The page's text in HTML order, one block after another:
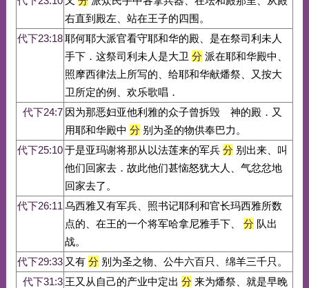
右直到殿左、站在王子的四围。
代下23:18耶何耶大派官看守耶和华的殿、是在祭司利未人
手下．这祭司利未人是大卫 分派在耶和华殿中、
照摩西律法上所写的、给耶和华献燔祭、又按大
卫所定的例、欢乐歌唱．
代下24:7 因为那恶妇亚他利雅的众子曾拆毁 神的殿．又
用耶和华殿中 分别为圣的物供奉巴力。
代下25:10于是亚玛谢将那从以法莲来的军兵 分别出来、叫
他们回家去．故此他们甚恼怒犹大人、气忿忿地
回家去了。
代下26:11 乌西雅又有军兵、照书记耶利和官长玛西雅所数
点的、在王的一个将军哈拿尼雅手下、
分队出
战。
代下29:33 又有 分别为圣之物、公牛六百只、绵羊三千只。
代下31:3 王又从自己的产业中定出 分来为燔祭、就是早晚